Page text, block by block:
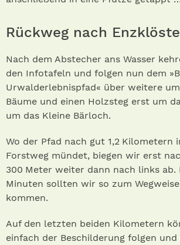
Rückweg nach
Nach dem Abstecher ans Wasser
den Infotafeln und folgen nun dem
Urwalderlebnispfad« über weitere
Bäume und einen Holzsteg erst um
um das Kleine Bärloch.
Wo der Pfad nach gut 1,2 Kilometern
Forstweg mündet, biegen wir erst
300 Meter weiter dann nach links ab.
Minuten sollten wir so zum
kommen.
Auf den letzten beiden Kilometern
einfach der Beschilderung folgen und